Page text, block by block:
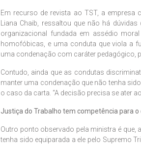
Em recurso de revista ao TST, a empresa
Liana Chaib, ressaltou que não há
organizacional fundada em assédio
homofóbicas, e uma conduta que viola a
uma condenação com caráter pedagógico,
Contudo, ainda que as condutas
manter uma condenação que não tenha
o caso da carta. “A decisão precisa se ater
Justiça do Trabalho tem competência para o
Outro ponto observado pela ministra é
tenha sido equiparada a ele pelo Supremo